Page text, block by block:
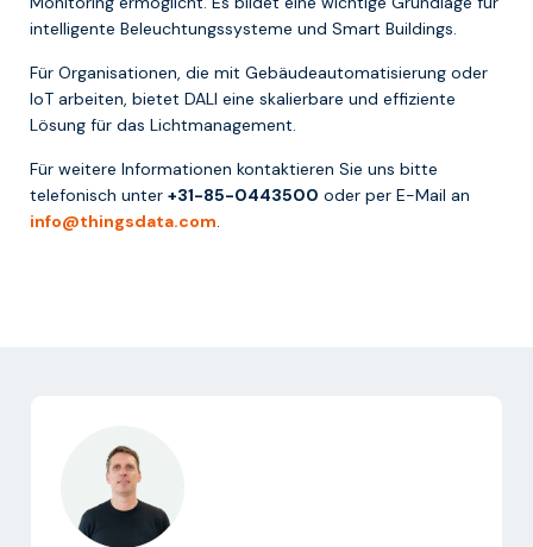
intelligente Beleuchtungssysteme und Smart Buildings.
Für Organisationen, die mit Gebäudeautomatisierung oder
IoT arbeiten, bietet DALI eine skalierbare und effiziente
Lösung für das Lichtmanagement.
Für weitere Informationen kontaktieren Sie uns bitte
telefonisch unter +31-85-0443500 oder per E-Mail an
info@thingsdata.com.